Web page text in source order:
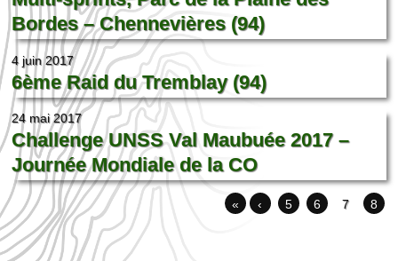
Bordes – Chennevières (94)
4 juin 2017
6ème Raid du Tremblay (94)
24 mai 2017
Challenge UNSS Val Maubuée 2017 –
Journée Mondiale de la CO
« ‹ 5 6 7 8